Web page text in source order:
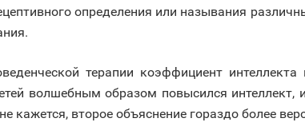
определения или называния
терапии коэффициент
волшебным образом повысился
кажется, второе объяснение гораздо более